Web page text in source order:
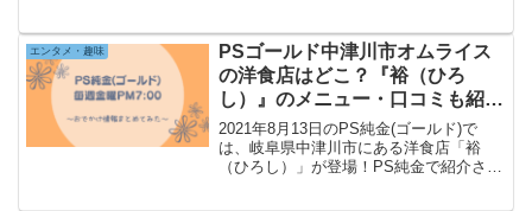
が増えて太ってしまったぐっさんも大喜
びでしたね。【ぐっ...
エンタメ・趣味
PSゴールド中津川市オムライス
の洋食店はどこ？『裕（ひろ
し）』のメニュー・口コミも紹
介！
2021年8月13日のPS純金(ゴールド)で
は、岐阜県中津川市にある洋食店「裕
（ひろし）」が登場！PS純金で紹介され